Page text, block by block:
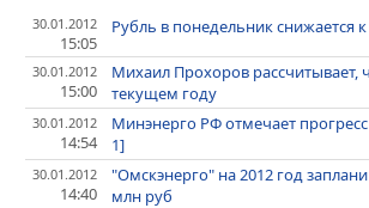
30.01.2012
15:05
Рубль в понедельник снижается
30.01.2012
15:00
Михаил Прохоров рассчитывает,
текущем году
30.01.2012
14:54
Минэнерго РФ отмечает
1]
30.01.2012
14:40
"Омскэнерго" на 2012 год
млн руб